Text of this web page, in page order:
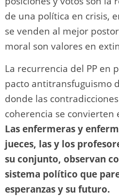
de una política en crisis,
se venden al mejor
moral son valores en
La recurrencia del PP en
pacto antitransfuguismo
donde las
coherencia se convierten
Las enfermeras y
jueces, las y los
su conjunto, observan
sistema político que
esperanzas y su futuro.